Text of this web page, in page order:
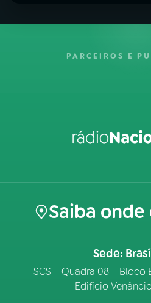
PARCEIROS E
Saiba onde
Sede:
SCS – Quadra 08 – Bloco
Edifício